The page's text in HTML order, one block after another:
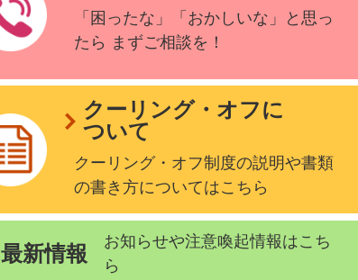
「困ったな」「おかしいな」と思っ
たら まずご相談を！
クーリング・オフに
ついて
クーリング・オフ制度の説明や書類
の書き方についてはこちら
最新情報
お知らせや注意喚起情報はこち
ら